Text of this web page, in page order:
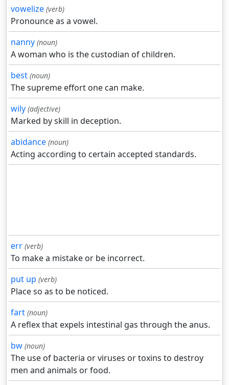
vowelize (verb)
Pronounce as a vowel.
nanny (noun)
A woman who is the custodian of children.
best (noun)
The supreme effort one can make.
wily (adjective)
Marked by skill in deception.
abidance (noun)
Acting according to certain accepted standards.
err (verb)
To make a mistake or be incorrect.
put up (verb)
Place so as to be noticed.
fart (noun)
A reflex that expels intestinal gas through the anus.
bw (noun)
The use of bacteria or viruses or toxins to destroy
men and animals or food.